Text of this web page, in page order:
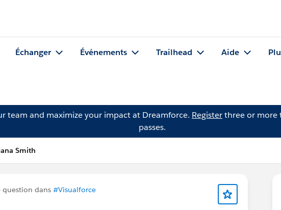
Échanger Événements Trailhead Aide
team and maximize your impact at Dreamforce. Registerthree or more
passes.
Smith
question dans #Visualforce